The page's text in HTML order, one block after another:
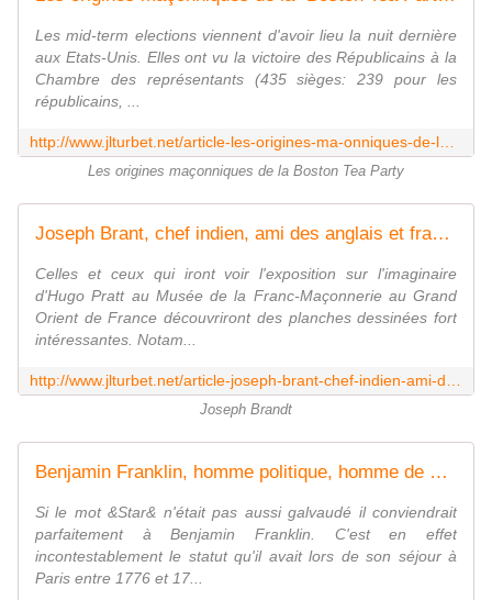
Les mid-term elections viennent d'avoir lieu la nuit dernière
aux Etats-Unis. Elles ont vu la victoire des Républicains à la
Chambre des représentants (435 sièges: 239 pour les
républicains, ...
Les origines maçonniques de la Boston Tea Party
Joseph Brant, chef indien, ami des anglais et franc-maçon. - Bloc notes de Jean-Laurent, sur la Franc-Maçonnerie et les Spiritualités. Blog maçonnique et spirituel francophone. Initiation, parcours et découverte.
Celles et ceux qui iront voir l'exposition sur l'imaginaire
d'Hugo Pratt au Musée de la Franc-Maçonnerie au Grand
Orient de France découvriront des planches dessinées fort
intéressantes. Notam...
Joseph Brandt
Benjamin Franklin, homme politique, homme de science, journaliste et franc-maçon. - Bloc notes de Jean-Laurent, sur la Franc-Maçonnerie et les Spiritualités. Blog maçonnique et spirituel francophone. Initiation, parcours et découverte.
Si le mot &Star& n'était pas aussi galvaudé il conviendrait
parfaitement à Benjamin Franklin. C'est en effet
incontestablement le statut qu'il avait lors de son séjour à
Paris entre 1776 et 17...